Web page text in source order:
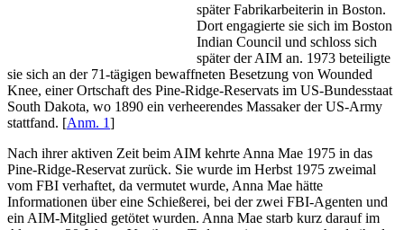
später Fabrikarbeiterin in Boston.
Dort engagierte sie sich im Boston
Indian Council und schloss sich
später der AIM an. 1973 beteiligte
sie sich an der 71-tägigen bewaffneten Besetzung von Wounded
Knee, einer Ortschaft des Pine-Ridge-Reservats im US-Bundesstaat
South Dakota, wo 1890 ein verheerendes Massaker der US-Army
stattfand. [Anm. 1]
Nach ihrer aktiven Zeit beim AIM kehrte Anna Mae 1975 in das
Pine-Ridge-Reservat zurück. Sie wurde im Herbst 1975 zweimal
vom FBI verhaftet, da vermutet wurde, Anna Mae hätte
Informationen über eine Schießerei, bei der zwei FBI-Agenten und
ein AIM-Mitglied getötet wurden. Anna Mae starb kurz darauf im